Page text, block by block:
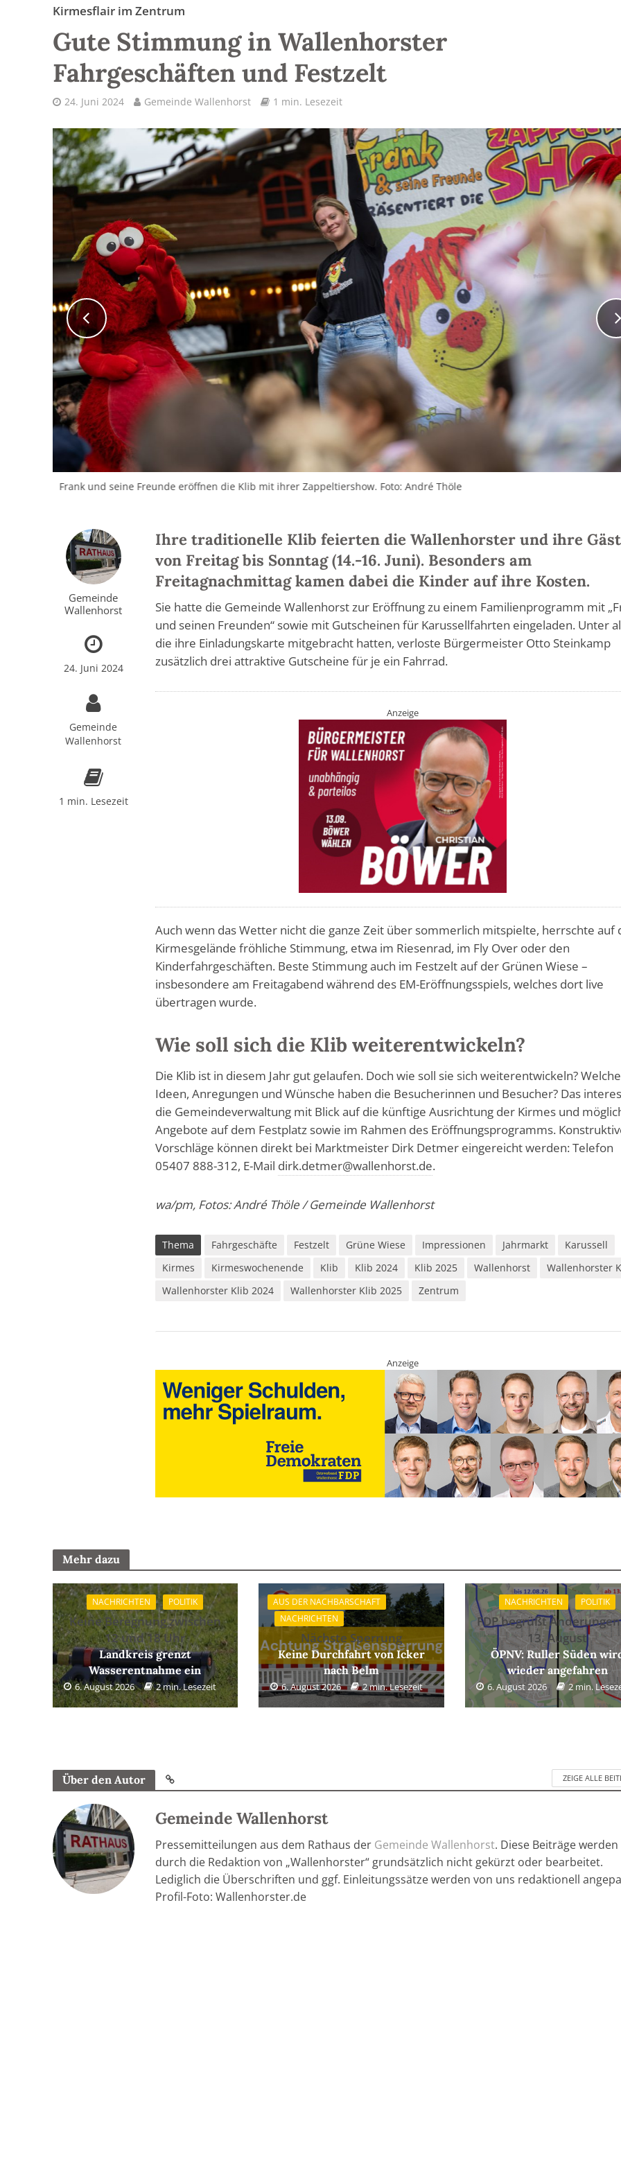
Kirmesflair im Zentrum
Gute Stimmung in Wallenhorster
Fahrgeschäften und Festzelt
24. Juni 2024 Gemeinde Wallenhorst 1 min. Lesezeit
Frank und seine Freunde eröffnen die Klib mit ihrer Zappeltiershow. Foto: André Thöle
Gemeinde
Wallenhorst
24. Juni 2024
Gemeinde
Wallenhorst
1 min. Lesezeit
Ihre traditionelle Klib feierten die Wallenhorster und ihre
von Freitag bis Sonntag (14.-16. Juni). Besonders am
Freitagnachmittag kamen dabei die Kinder auf ihre Kosten.
Sie hatte die Gemeinde Wallenhorst zur Eröffnung zu einem Familienprogramm mit
und seinen Freunden“ sowie mit Gutscheinen für Karussellfahrten eingeladen. Unter
die ihre Einladungskarte mitgebracht hatten, verloste Bürgermeister Otto Steinkamp
zusätzlich drei attraktive Gutscheine für je ein Fahrrad.
Anzeige
Auch wenn das Wetter nicht die ganze Zeit über sommerlich mitspielte, herrschte auf
Kirmesgelände fröhliche Stimmung, etwa im Riesenrad, im Fly Over oder den
Kinderfahrgeschäften. Beste Stimmung auch im Festzelt auf der Grünen Wiese –
insbesondere am Freitagabend während des EM-Eröffnungsspiels, welches dort live
übertragen wurde.
Wie soll sich die Klib weiterentwickeln?
Die Klib ist in diesem Jahr gut gelaufen. Doch wie soll sie sich weiterentwickeln? Welche
Ideen, Anregungen und Wünsche haben die Besucherinnen und Besucher? Das
die Gemeindeverwaltung mit Blick auf die künftige Ausrichtung der Kirmes und
Angebote auf dem Festplatz sowie im Rahmen des Eröffnungsprogramms.
Vorschläge können direkt bei Marktmeister Dirk Detmer eingereicht werden: Telefon
05407 888-312, E-Mail dirk.detmer@wallenhorst.de.
wa/pm, Fotos: André Thöle / Gemeinde Wallenhorst
Thema Fahrgeschäfte Festzelt Grüne Wiese Impressionen Jahrmarkt
Karussell
Kirmes
Kirmeswochenende Klib Klib 2024 Klib 2025 Wallenhorst
Wallenhorster
Wallenhorster Klib 2024
Wallenhorster Klib 2025 Zentrum
Anzeige
Mehr dazu
NACHRICHTEN POLITIK
Keine Beregnung zwischen
12 und 18 Uhr
Landkreis grenzt
Wasserentnahme ein
6. August 2026 2 min. Lesezeit
AUS DER NACHBARSCHAFT
NACHRICHTEN
Nächste Sperrung
Keine Durchfahrt von Icker
nach Belm
6. August 2026 2 min. Lesezeit
NACHRICHTEN POLITIK
FDP begrüßt
13. August
ÖPNV: Ruller Süden
wieder angefahren
6. August 2026 2 min.
Über den Autor ZEIGE ALLE
Gemeinde Wallenhorst
Pressemitteilungen aus dem Rathaus der Gemeinde Wallenhorst. Diese Beiträge werden
durch die Redaktion von „Wallenhorster“ grundsätzlich nicht gekürzt oder bearbeitet.
Lediglich die Überschriften und ggf. Einleitungssätze werden von uns redaktionell
Profil-Foto: Wallenhorster.de